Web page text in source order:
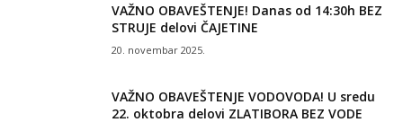
VAŽNO OBAVEŠTENJE! Danas od 14:30h BEZ
STRUJE delovi ČAJETINE
20. novembar 2025.
VAŽNO OBAVEŠTENJE VODOVODA! U sredu
22. oktobra delovi ZLATIBORA BEZ VODE